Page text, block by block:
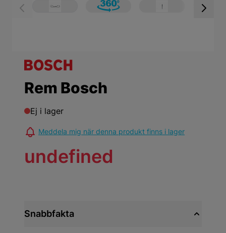
View larger image
View larger image
View larger
Rem Bosch
Ej i lager
Meddela mig när denna produkt finns i lager
undefined
Snabbfakta